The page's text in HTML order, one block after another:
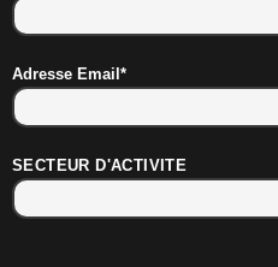
Adresse Email*
SECTEUR D'ACTIVITE